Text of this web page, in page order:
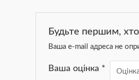
Будьте першим,
Ваша e-mail адреса не
Ваша оцінка *